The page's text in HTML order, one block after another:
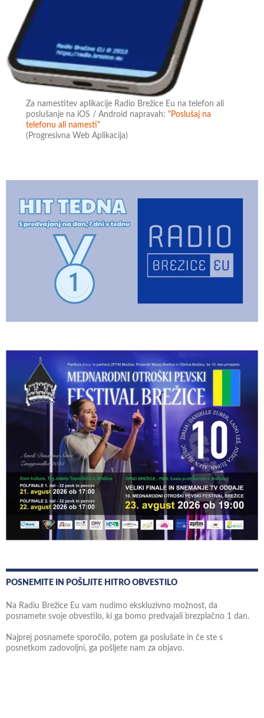
Za namestitev aplikacije Radio Brežice Eu na telefon ali
poslušanje na iOS / Android napravah:"Poslušaj na
telefonu ali namesti"
(Progresivna Web Aplikacija)
POSNEMITE IN POŠLJITE HITRO OBVESTILO
Na Radiu Brežice Eu vam nudimo ekskluzivno možnost, da
posnamete svoje obvestilo, ki ga bomo predvajali brezplačno 1 dan.
Najprej posnamete sporočilo, potem ga poslušate in če ste s
posnetkom zadovoljni, ga pošljete nam za objavo.